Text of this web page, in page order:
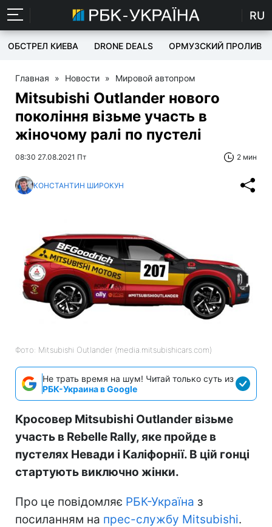
RU
ОБСТРЕЛ КИЕВА DRONE DEALS ОРМУЗСКИЙ ПРОЛИВ
Главная » Новости » Мировой автопром
Mitsubishi Outlander нового
покоління візьме участь в
жіночому ралі по пустелі
08:30 27.08.2021 Пт 2 мин
КОНСТАНТИН ШИРОКУН
Фото: Mitsubishi Outlander (media.mitsubishicars.com)
Не трать время на шум! Читай только суть из
РБК-Украина в Google
Кросовер Mitsubishi Outlander візьме
участь в Rebelle Rally, яке пройде в
пустелях Невади і Каліфорнії. В цій гонці
стартують виключно жінки.
Про це повідомляє РБК-Україна з
посиланням на прес-службу Mitsubishi.